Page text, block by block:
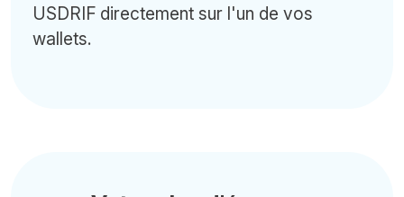
USDRIF directement sur l'un de vos
wallets.